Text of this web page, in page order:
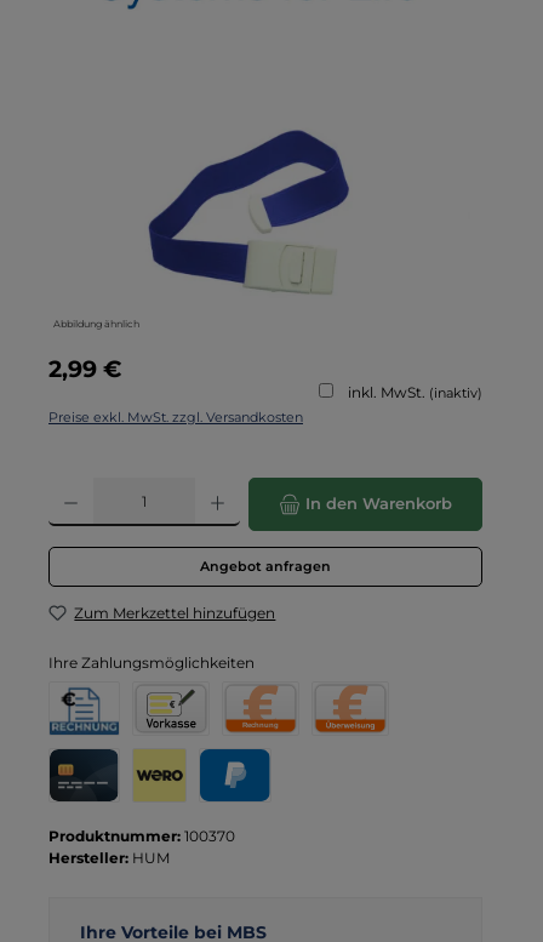
Abbildung ähnlich
Regulärer Preis:
2,99 €
inkl. MwSt. (inaktiv)
Preise exkl. MwSt. zzgl. Versandkosten
Produkt Anzahl: Gib den gewünschten Wert ein oder benutze die
In den Warenkorb
Angebot anfragen
Zum Merkzettel hinzufügen
Ihre Zahlungsmöglichkeiten
Produktnummer: 100370
Hersteller: HUM
Ihre Vorteile bei MBS